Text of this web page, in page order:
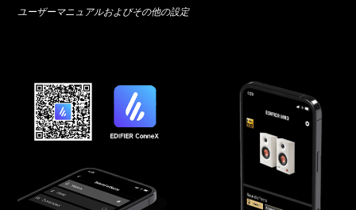
ユーザーマニュアルおよびその他の設定